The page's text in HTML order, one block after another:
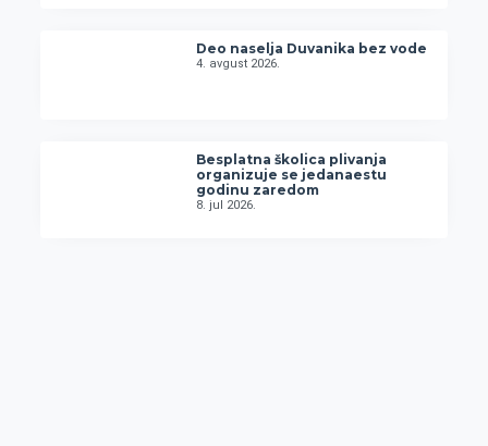
Deo naselja Duvanika bez vode
4. avgust 2026.
Besplatna školica plivanja
organizuje se jedanaestu
godinu zaredom
8. jul 2026.